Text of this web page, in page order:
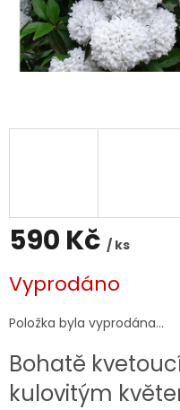
590 Kč / ks
cena:
Vyprodáno
Položka byla vyprodána…
Bohatě
kulovitým